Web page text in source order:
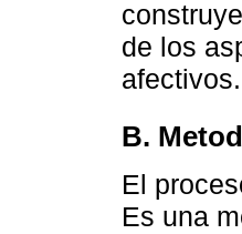
de los
afectivos.
B.
El
Es una